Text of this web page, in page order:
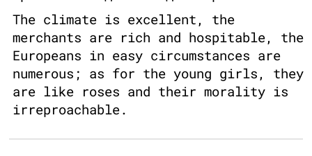
The climate is excellent, the
merchants are rich and hospitable, the
Europeans in easy circumstances are
numerous; as for the young girls, they
are like roses and their morality is
irreproachable.